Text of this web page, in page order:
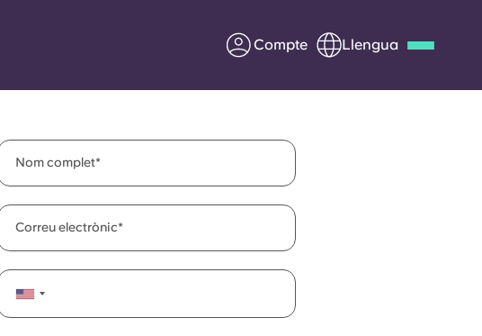
Compte Llengua
Col·laborar amb Yugo
freqüents
Informació per a pares
Nom complet
Correu electrònic